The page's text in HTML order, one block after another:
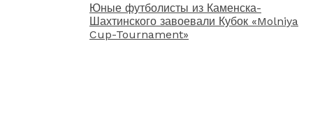
Юные футболисты из Каменска-
Шахтинского завоевали Кубок «Molniya
Cup-Tournament»